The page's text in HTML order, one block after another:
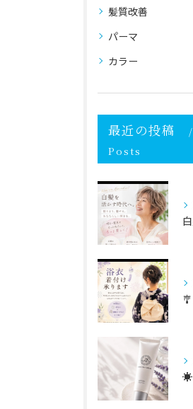
髪質改善
パーマ
カラー
最近の投稿
Posts